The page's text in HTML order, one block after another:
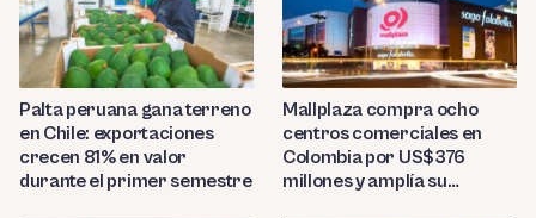
Palta peruana gana terreno
en Chile: exportaciones
crecen 81% en valor
durante el primer semestre
Mallplaza compra ocho
centros comerciales en
Colombia por US$376
millones y amplía su